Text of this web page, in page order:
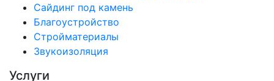
Сайдинг под камень
Благоустройство
Стройматериалы
Звукоизоляция
Услуги